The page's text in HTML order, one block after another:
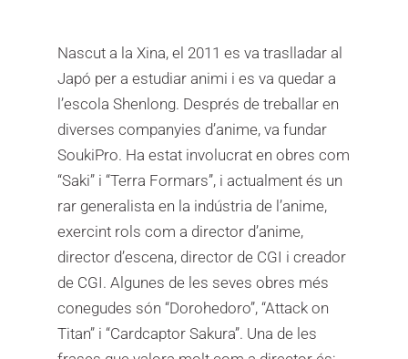
Nascut a la Xina, el 2011 es va traslladar al
Japó per a estudiar animi i es va quedar a
l’escola Shenlong. Després de treballar en
diverses companyies d’anime, va fundar
SoukiPro. Ha estat involucrat en obres com
“Saki” i “Terra Formars”, i actualment és un
rar generalista en la indústria de l’anime,
exercint rols com a director d’anime,
director d’escena, director de CGI i creador
de CGI. Algunes de les seves obres més
conegudes són “Dorohedoro”, “Attack on
Titan” i “Cardcaptor Sakura”. Una de les